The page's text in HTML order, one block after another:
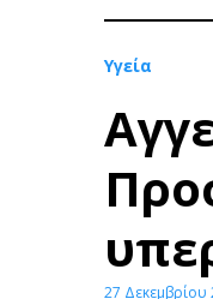
Υγεία
27 Δεκεμβρίου